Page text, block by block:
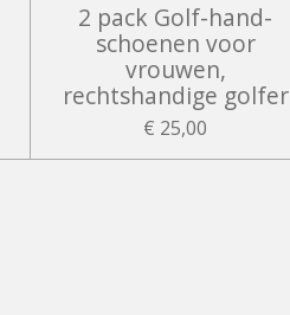
2 pack Golf-hand-
schoenen voor
vrouwen,
rechtshandige golfer
€ 25,00